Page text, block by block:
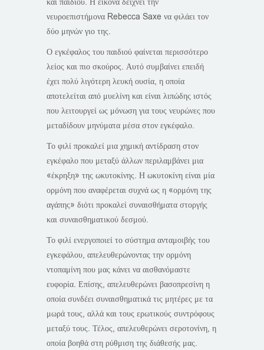
νευροεπιστήμονα Rebecca Saxe να φιλάει τον
δύο μηνών γιο της.
Ο εγκέφαλος του παιδιού φαίνεται περισσότερο
λείος και πιο σκούρος. Αυτό συμβαίνει επειδή
έχει πολύ λιγότερη λευκή ουσία, η οποία
αποτελείται από μυελίνη και είναι λιπώδης ιστός
που λειτουργεί ως μόνωση για τους νευρώνες που
μεταδίδουν μηνύματα μέσα στον εγκέφαλο.
Το φιλί προκαλεί μια χημική αντίδραση στον
εγκέφαλο που μεταξύ άλλων περιλαμβάνει μια
«έκρηξη» της ωκυτοκίνης. Η ωκυτοκίνη είναι μία
ορμόνη που αναφέρεται συχνά ως η «ορμόνη της
αγάπης» διότι προκαλεί συναισθήματα στοργής
και συναισθηματικού δεσμού.
Το φιλί ενεργοποιεί το σύστημα ανταμοιβής του
εγκεφάλου, απελευθερώνοντας την ορμόνη
ντοπαμίνη που μας κάνει να αισθανόμαστε
ευφορία. Επίσης, απελευθερώνει βασοπρεσίνη η
οποία συνδέει συναισθηματικά τις μητέρες με τα
μωρά τους, αλλά και τους ερωτικούς συντρόφους
μεταξύ τους. Τέλος, απελευθερώνει σεροτονίνη, η
οποία βοηθά στη ρύθμιση της διάθεσής μας.